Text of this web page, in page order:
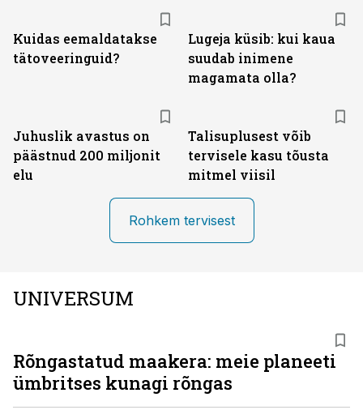
Kuidas eemaldatakse
tätoveeringuid?
Lugeja küsib: kui kaua
suudab inimene
magamata olla?
Juhuslik avastus on
päästnud 200 miljonit
elu
Talisuplusest võib
tervisele kasu tõusta
mitmel viisil
Rohkem tervisest
UNIVERSUM
Rõngastatud maakera: meie planeeti
ümbritses kunagi rõngas